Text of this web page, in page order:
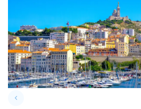
keyboard_arrow_leftPrevious slide